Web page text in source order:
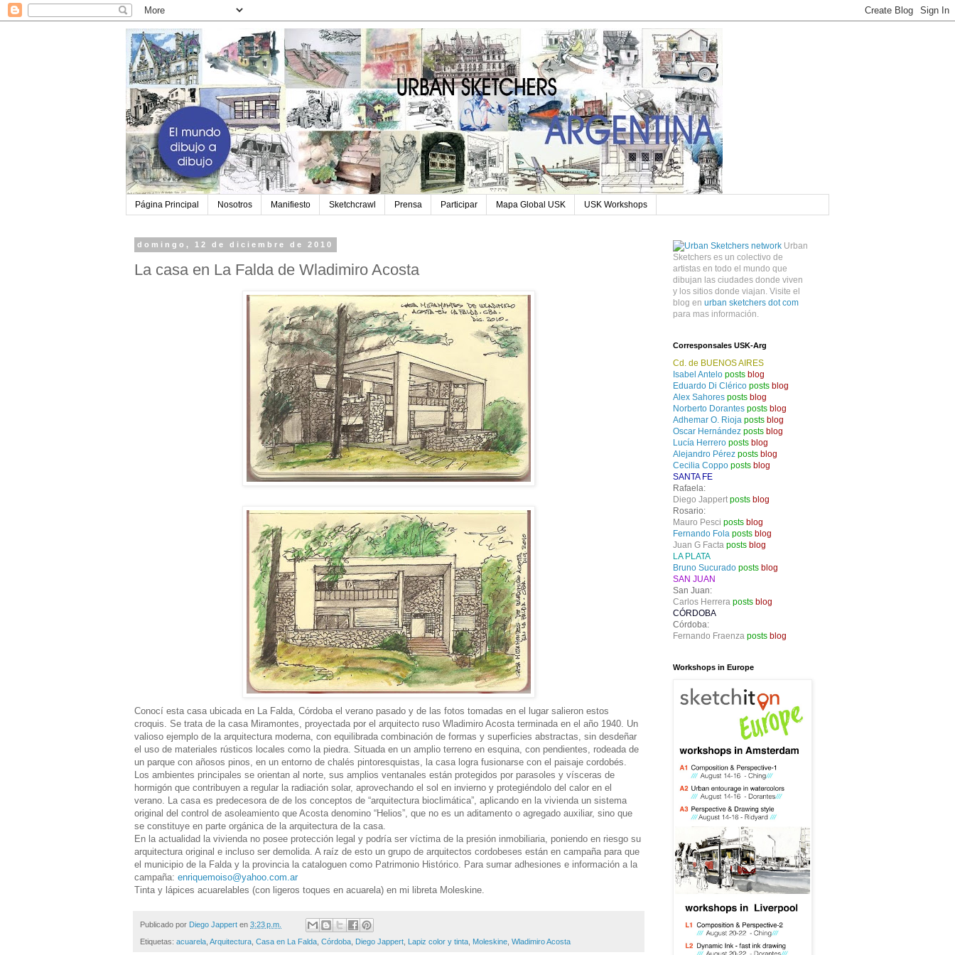
Página Principal Nosotros Manifiesto Sketchcrawl Prensa Participar Mapa Global USK USK Workshops
domingo, 12 de diciembre de 2010
La casa en La Falda de Wladimiro Acosta
Conocí esta casa ubicada en La Falda, Córdoba el verano pasado y de las fotos tomadas en el lugar salieron estos
croquis. Se trata de la casa Miramontes, proyectada por el arquitecto ruso Wladimiro Acosta terminada en el año 1940. Un
valioso ejemplo de la arquitectura moderna, con equilibrada combinación de formas y superficies abstractas, sin desdeñar
el uso de materiales rústicos locales como la piedra. Situada en un amplio terreno en esquina, con pendientes, rodeada de
un parque con añosos pinos, en un entorno de chalés pintoresquistas, la casa logra fusionarse con el paisaje cordobés.
Los ambientes principales se orientan al norte, sus amplios ventanales están protegidos por parasoles y vísceras de
hormigón que contribuyen a regular la radiación solar, aprovechando el sol en invierno y protegiéndolo del calor en el
verano. La casa es predecesora de de los conceptos de “arquitectura bioclimática”, aplicando en la vivienda un sistema
original del control de asoleamiento que Acosta denomino “Helios”, que no es un aditamento o agregado auxiliar, sino que
se constituye en parte orgánica de la arquitectura de la casa.
En la actualidad la vivienda no posee protección legal y podría ser víctima de la presión inmobiliaria, poniendo en riesgo su
arquitectura original e incluso ser demolida. A raíz de esto un grupo de arquitectos cordobeses están en campaña para que
el municipio de la Falda y la provincia la cataloguen como Patrimonio Histórico. Para sumar adhesiones e información a la
campaña: enriquemoiso@yahoo.com.ar
Tinta y lápices acuarelables (con ligeros toques en acuarela) en mi libreta Moleskine.
Publicado por Diego Jappert en 3:23 p.m.
Etiquetas: acuarela, Arquitectura, Casa en La Falda, Córdoba, Diego Jappert, Lapiz color y tinta, Moleskine, Wladimiro Acosta
Urban
Sketchers es un colectivo de
artistas en todo el mundo que
dibujan las ciudades donde viven
y los sitios donde viajan. Visite el
blog en urban sketchers dot com
para mas información.
Corresponsales USK-Arg
Cd. de BUENOS AIRES
Isabel Antelo posts blog
Eduardo Di Clérico posts blog
Alex Sahores posts blog
Norberto Dorantes posts blog
Adhemar O. Rioja posts blog
Oscar Hernández posts blog
Lucía Herrero posts blog
Alejandro Pérez posts blog
Cecilia Coppo posts blog
SANTA FE
Rafaela:
Diego Jappert posts blog
Rosario:
Mauro Pesci posts blog
Fernando Fola posts blog
Juan G Facta posts blog
LA PLATA
Bruno Sucurado posts blog
SAN JUAN
San Juan:
Carlos Herrera posts blog
CÓRDOBA
Córdoba:
Fernando Fraenza posts blog
Workshops in Europe